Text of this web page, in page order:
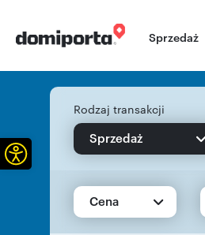
Sprzedaż
Rodzaj transakcji
Sprzedaż
Cena
Otwórz pasek narzędzi